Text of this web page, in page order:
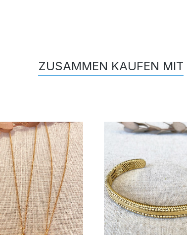
ZUSAMMEN KAUFEN MIT